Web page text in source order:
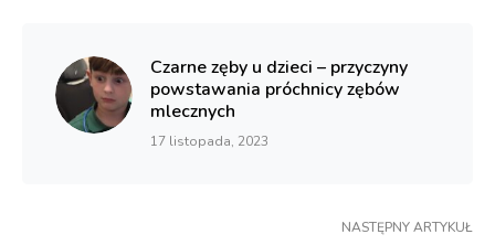
Czarne zęby u dzieci – przyczyny
powstawania próchnicy zębów
mlecznych
17 listopada, 2023
NASTĘPNY ARTYKUŁ